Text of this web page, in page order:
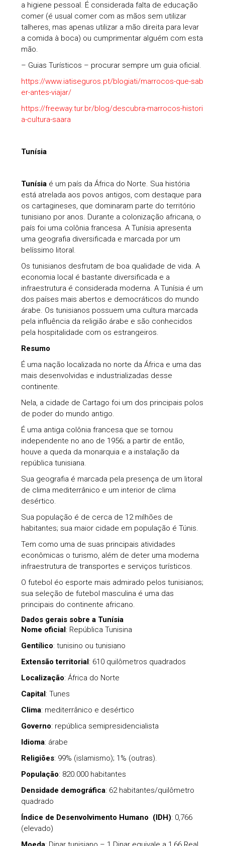
a higiene pessoal. É considerada falta de educação
comer (é usual comer com as mãos sem utilizar
talheres, mas apenas utilizar a mão direita para levar
a comida à boca) ou cumprimentar alguém com esta
mão.
– Guias Turísticos – procurar sempre um guia oficial.
https://www.iatiseguros.pt/blogiati/marrocos-que-sab
er-antes-viajar/
https://freeway.tur.br/blog/descubra-marrocos-histori
a-cultura-saara
Tunísia
Tunísia é um país da África do Norte. Sua história
está atrelada aos povos antigos, com destaque para
os cartagineses, que dominaram parte do território
tunisiano por anos. Durante a colonização africana, o
país foi uma colônia francesa. A Tunísia apresenta
uma geografia diversificada e marcada por um
belíssimo litoral.
Os tunisianos desfrutam de boa qualidade de vida. A
economia local é bastante diversificada e a
infraestrutura é considerada moderna. A Tunísia é um
dos países mais abertos e democráticos do mundo
árabe. Os tunisianos possuem uma cultura marcada
pela influência da religião árabe e são conhecidos
pela hospitalidade com os estrangeiros.
Resumo
É uma nação localizada no norte da África e uma das
mais desenvolvidas e industrializadas desse
continente.
Nela, a cidade de Cartago foi um dos principais polos
de poder do mundo antigo.
É uma antiga colônia francesa que se tornou
independente no ano de 1956; a partir de então,
houve a queda da monarquia e a instalação da
república tunisiana.
Sua geografia é marcada pela presença de um litoral
de clima mediterrânico e um interior de clima
desértico.
Sua população é de cerca de 12 milhões de
habitantes; sua maior cidade em população é Túnis.
Tem como uma de suas principais atividades
econômicas o turismo, além de deter uma moderna
infraestrutura de transportes e serviços turísticos.
O futebol éo esporte mais admirado pelos tunisianos;
sua seleção de futebol masculina é uma das
principais do continente africano.
Dados gerais sobre a Tunísia
Nome oficial : República Tunisina
Gentílico: tunisino ou tunisiano
Extensão territorial : 610 quilômetros quadrados
Localização: África do Norte
Capital : Tunes
Clima: mediterrânico e desértico
Governo: república semipresidencialista
Idioma: árabe
Religiões: 99% (islamismo); 1% (outras).
População: 820.000 habitantes
Densidade demográfica: 62 habitantes/quilômetro
quadrado
Índice de Desenvolvimento Humano (IDH): 0,766
(elevado)